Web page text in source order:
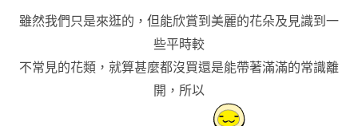
雖然我們只是來逛的，但能欣賞到美麗的花朵及見識到一
些平時較
不常見的花類 ，就算甚麼都沒買還是能帶著滿滿的常識離
開 ， 所以